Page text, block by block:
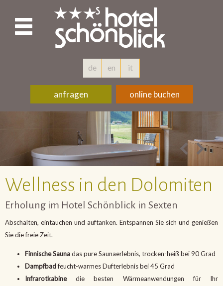
de en it
anfragen online buchen
Wellness in den Dolomiten
Erholung im Hotel Schönblick in Sexten
Abschalten, eintauchen und auftanken. Entspannen Sie sich und genießen
Sie die freie Zeit.
Finnische Saunadas pure Saunaerlebnis, trocken-heiß bei 90 Grad
Dampfbadfeucht-warmes Dufterlebnis bei 45 Grad
Infrarotkabinedie besten Wärmeanwendungen für Ihr